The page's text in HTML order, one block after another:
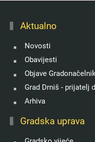
Aktualno
Novosti
Obavijesti
Objave
Grad Drniš - prijatelj
Arhiva
Gradska uprava